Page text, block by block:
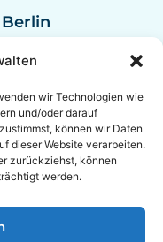
wir Technologien wie
und/oder darauf
können wir Daten
dieser Website verarbeiten.
zurückziehst, können
werden.